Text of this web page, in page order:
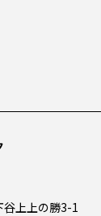
上上の勝3-1